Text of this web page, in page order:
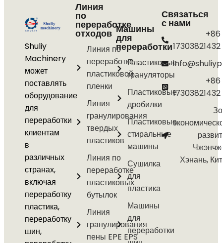
Shuliy
Machinery
может
поставлять
оборудование
для
переработки
клиентам
в
различных
странах,
включая
переработку
пластика,
переработку
шин,
Линия
по
переработке
отходов
Линия по
переработке
пластиковой
пленки
Линия
гранулирования
твердых
пластиков
Линия по
переработке
пластиковых
бутылок
Линия
гранулирования
пены EPE EPS
Машины
для
переработки
Пластиковые
грануляторы
Пластиковые
дробилки
Пластиковые
стиральные
машины
Сушилка
для
пластика
Машины
для
переработки
Связаться
с нами
+86
17303821432
+86
17303821432
Хэнань,